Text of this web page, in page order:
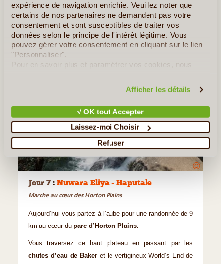
expérience de navigation enrichie. Veuillez noter que
certains de nos partenaires ne demandent pas votre
consentement et sont susceptibles de traiter vos
données selon le principe de l'intérêt légitime. Vous
pouvez gérer votre consentement en cliquant sur le lien
"Personnaliser".
Pour en savoir plus et paramétrer vos cookies, nous
Afficher les détails
√ OK tout Accepter
Laissez-moi Choisir
Refuser
©
Jour 7 : Nuwara Eliya - Haputale
Marche au cœur des Horton Plains
Aujourd’hui vous partez à l’aube pour une randonnée de 9
km au cœur du parc d’Horton Plains.
Vous traversez ce haut plateau en passant par les
chutes d’eau de Baker et le vertigineux World’s End de